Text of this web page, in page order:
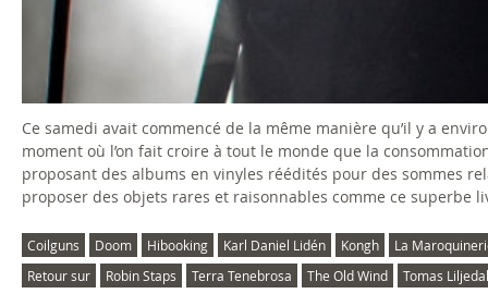
Ce samedi avait commencé de la même manière qu’il y a
moment où l’on fait croire à tout le monde que la
proposant des albums en vinyles réédités pour des sommes
proposer des objets rares et raisonnables comme ce superbe
Coilguns Doom Hibooking Karl Daniel Lidén Kongh
La
Retour sur
Robin Staps Terra Tenebrosa The Old Wind Tomas